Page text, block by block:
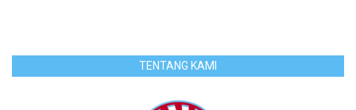
TENTANG KAMI